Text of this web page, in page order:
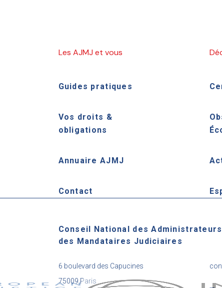
Les AJMJ et vous
Guides pratiques
Vos droits &
obligations
Annuaire AJMJ
Contact
Conseil National des
des Mandataires Judiciaires
6 boulevard des Capucines
75009 Paris